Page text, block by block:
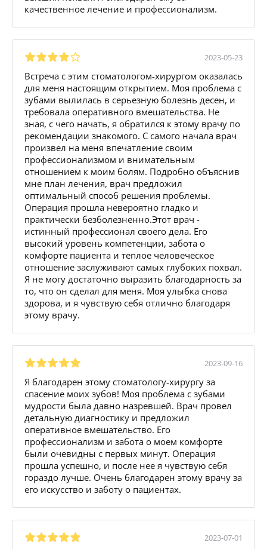
качественное лечение и профессионализм.
2023-05-23
Встреча с этим стоматологом-хирургом оказалась
для меня настоящим открытием. Моя проблема с
зубами вылилась в серьезную болезнь десен, и
требовала оперативного вмешательства. Не
зная, с чего начать, я обратился к этому врачу по
рекомендации знакомого. С самого начала врач
произвел на меня впечатление своим
профессионализмом и внимательным
отношением к моим болям. Подробно объяснив
мне план лечения, врач предложил
оптимальный способ решения проблемы.
Операция прошла невероятно гладко и
практически безболезненно.Этот врач -
истинный профессионал своего дела. Его
высокий уровень компетенции, забота о
комфорте пациента и теплое человеческое
отношение заслуживают самых глубоких похвал.
Я не могу достаточно выразить благодарность за
то, что он сделал для меня. Моя улыбка снова
здорова, и я чувствую себя отлично благодаря
этому врачу.
2023-09-16
Я благодарен этому стоматологу-хирургу за
спасение моих зубов! Моя проблема с зубами
мудрости была давно назревшей. Врач провел
детальную диагностику и предложил
оперативное вмешательство. Его
профессионализм и забота о моем комфорте
были очевидны с первых минут. Операция
прошла успешно, и после нее я чувствую себя
гораздо лучше. Очень благодарен этому врачу за
его искусство и заботу о пациентах.
2023-07-01